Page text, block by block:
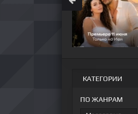
КАТЕГОРИИ
ПО ЖАНРАМ